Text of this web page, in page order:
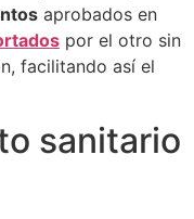
aprobados en
por el otro sin
facilitando así el
sanitario